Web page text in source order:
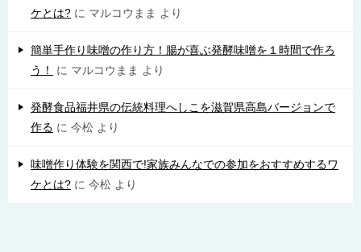
ケとは? に マルコウまま より
簡単手作り味噌の作り方！腸が喜ぶ発酵味噌を１時間で作ろ
う！
に マルコウまま より
発酵食品福井県の伝統料理へしこを滋賀県高島バージョンで
作る に 今松 より
味噌作り体験を関西で!家族みんなでの参加をおすすめするワ
ケとは? に 今松 より